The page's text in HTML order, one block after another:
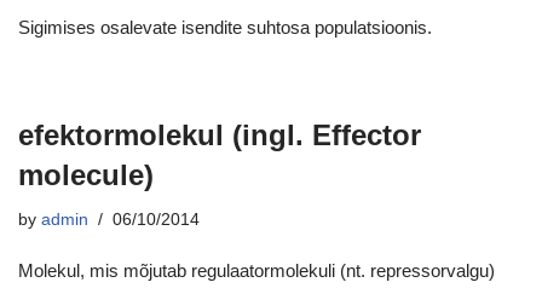
Sigimises osalevate isendite suhtosa populatsioonis.
efektormolekul (ingl. Effector
molecule)
by admin 06/10/2014
Molekul, mis mõjutab regulaatormolekuli (nt. repressorvalgu)